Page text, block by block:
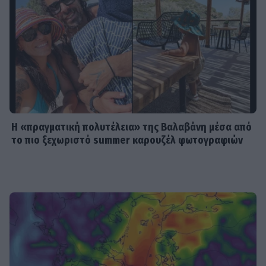
Μαίρη δεν λειτουργεί συνειδητά για
να δημιουργεί χάος
MEDIA
Έλλη Κασόλη: «Έχω τη φιλοσοφία
του «στρατιώτη»
δεσμοί δοκιμάζονται περισσότερο
Λίλα Μπακλέση – Παναγιώτης
Η «πραγματική πολυτέλεια» της Βαλαβάνη μέσα από
το πιο ξεχωριστό summer καρουζέλ φωτογραφιών